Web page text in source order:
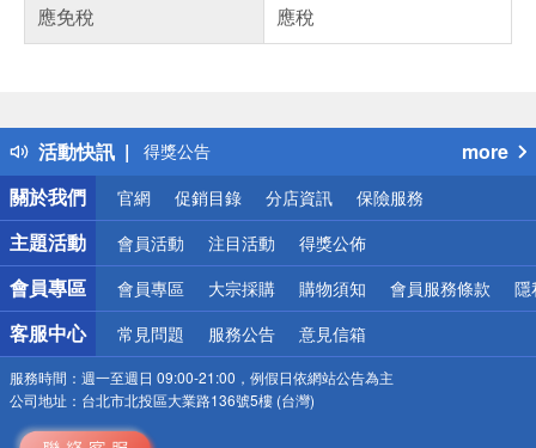
應免稅
應稅
活動快訊
得獎公告
熱門話題
銀行優惠
偏遠地區配送
詐騙網頁！請小心！
more
關於我們
官網 促銷目錄 分店資訊 保險服務
主題活動 會員活動 注目活動 得獎公佈
會員專區 會員專區 大宗採購 購物須知 會員服務條款 隱
客服中心 常見問題 服務公告 意見信箱
服務時間： 週一至週日 09:00-21:00，例假日依網站公告為主
公司地址： 台北市北投區大業路136號5樓 (台灣)